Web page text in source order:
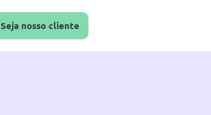
Seja nosso cliente